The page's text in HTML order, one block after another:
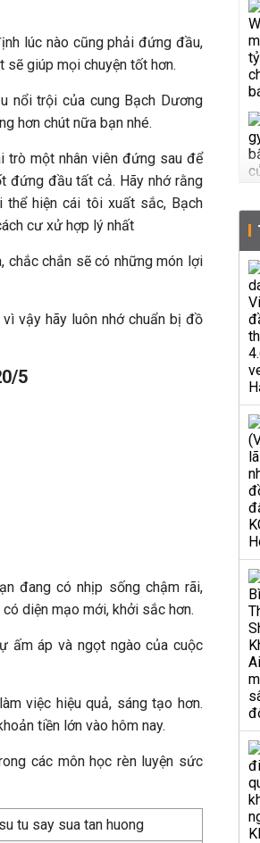
lúc nào cũng phải đứng đầu,
giúp mọi chuyện tốt hơn.
nổi trội của cung Bạch Dương
hơn chút nữa bạn nhé.
trò một nhân viên đứng sau để
đứng đầu tất cả. Hãy nhớ rằng
hiện cái tôi xuất sắc, Bạch
cư xử hợp lý nhất
chắc chắn sẽ có những món lợi
vậy hãy luôn nhớ chuẩn bị đồ
5
đang có nhịp sống chậm rãi,
diện mạo mới, khởi sắc hơn.
ấm áp và ngọt ngào của cuộc
việc hiệu quả, sáng tạo hơn.
tiền lớn vào hôm nay.
các môn học rèn luyện sức